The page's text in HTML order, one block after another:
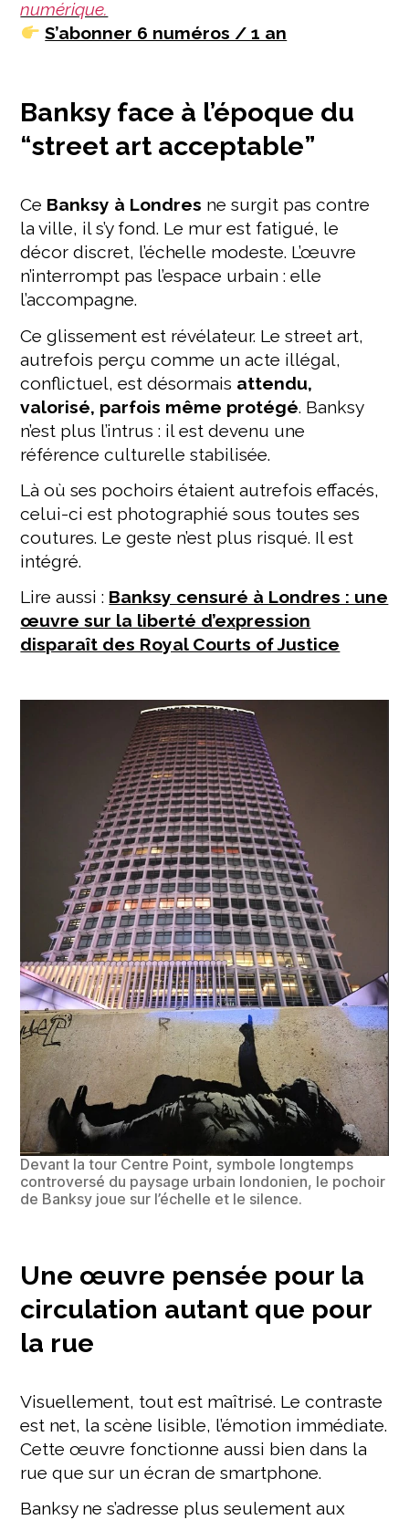
numérique.
S’abonner 6 numéros / 1 an
Banksy face à l’époque du
“street art acceptable”
Ce Banksy à Londres ne surgit pas contre
la ville, il s’y fond. Le mur est fatigué, le
décor discret, l’échelle modeste. L’œuvre
n’interrompt pas l’espace urbain : elle
l’accompagne.
Ce glissement est révélateur. Le street art,
autrefois perçu comme un acte illégal,
conflictuel, est désormais attendu,
valorisé, parfois même protégé. Banksy
n’est plus l’intrus : il est devenu une
référence culturelle stabilisée.
Là où ses pochoirs étaient autrefois effacés,
celui-ci est photographié sous toutes ses
coutures. Le geste n’est plus risqué. Il est
intégré.
Lire aussi : Banksy censuré à Londres : une
œuvre sur la liberté d’expression
disparaît des Royal Courts of Justice
Devant la tour Centre Point, symbole longtemps
controversé du paysage urbain londonien, le pochoir
de Banksy joue sur l’échelle et le silence.
Une œuvre pensée pour la
circulation autant que pour
la rue
Visuellement, tout est maîtrisé. Le contraste
est net, la scène lisible, l’émotion immédiate.
Cette œuvre fonctionne aussi bien dans la
rue que sur un écran de smartphone.
Banksy ne s’adresse plus seulement aux